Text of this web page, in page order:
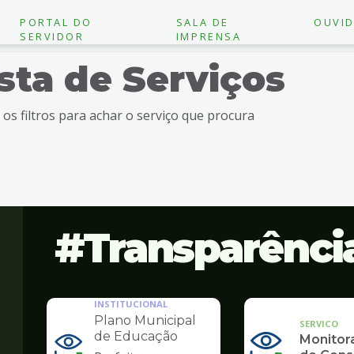
PORTAL DO
SERVIDOR
SALA DE
IMPRENSA
de Serviços
os filtros para achar o serviço que procura
INSTITUCIONAL
Plano Municipal
de Educação
SERVICO